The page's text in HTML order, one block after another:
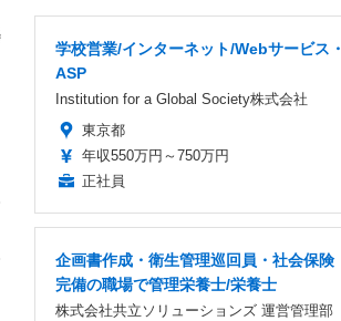
学校営業/インターネット/Webサービス・
ASP
Institution for a Global Society株式会社
東京都
年収550万円～750万円
正社員
企画書作成・衛生管理巡回員・社会保険
完備の職場で管理栄養士/栄養士
株式会社共立ソリューションズ 運営管理部